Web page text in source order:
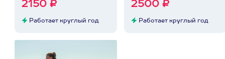
2150 ₽
Работает круглый год
2500 ₽
Работает круглый год